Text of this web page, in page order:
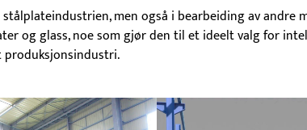
men også i bearbeiding av andre
og glass, noe som gjør den til et ideelt valg for